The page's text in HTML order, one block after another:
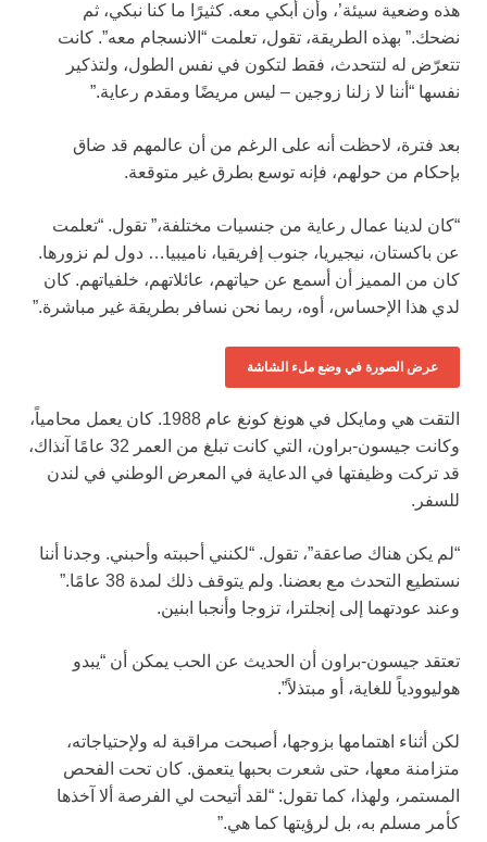
هذه وضعية سيئة’، وأن أبكي معه. كثيرًا ما كنا نبكي، ثم
نضحك.” بهذه الطريقة، تقول، تعلمت “الانسجام معه”. كانت
تتعرّض له لتتحدث، فقط لتكون في نفس الطول، ولتذكير
نفسها “أننا لا زلنا زوجين – ليس مريضًا ومقدم رعاية.”
بعد فترة، لاحظت أنه على الرغم من أن عالمهم قد ضاق
بإحكام من حولهم، فإنه توسع بطرق غير متوقعة.
“كان لدينا عمال رعاية من جنسيات مختلفة،” تقول. “تعلمت
عن باكستان، نيجيريا، جنوب إفريقيا، ناميبيا… دول لم نزورها.
كان من المميز أن أسمع عن حياتهم، عائلاتهم، خلفياتهم. كان
لدي هذا الإحساس، أوه، ربما نحن نسافر بطريقة غير مباشرة.”
عرض الصورة في وضع ملء الشاشة
التقت هي ومايكل في هونغ كونغ عام 1988. كان يعمل محامياً،
وكانت جيسون-براون، التي كانت تبلغ من العمر 32 عامًا آنذاك،
قد تركت وظيفتها في الدعاية في المعرض الوطني في لندن
للسفر.
“لم يكن هناك صاعقة”، تقول. “لكنني أحببته وأحبني. وجدنا أننا
نستطيع التحدث مع بعضنا. ولم يتوقف ذلك لمدة 38 عامًا.”
وعند عودتهما إلى إنجلترا، تزوجا وأنجبا ابنين.
تعتقد جيسون-براون أن الحديث عن الحب يمكن أن “يبدو
هوليوودياً للغاية، أو مبتذلاً”.
لكن أثناء اهتمامها بزوجها، أصبحت مراقبة له ولإحتياجاته،
متزامنة معها، حتى شعرت بحبها يتعمق. كان تحت الفحص
المستمر، ولهذا، كما تقول: “لقد أتيحت لي الفرصة ألا آخذها
كأمر مسلم به، بل لرؤيتها كما هي.”